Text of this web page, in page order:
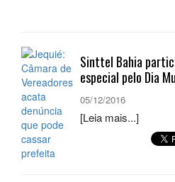
Sinttel Bahia
especial pelo Dia
05/12/2016
[Leia mais...]